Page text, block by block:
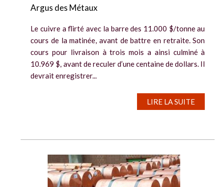
Argus des Métaux
Le cuivre a flirté avec la barre des 11.000 $/tonne au
cours de la matinée, avant de battre en retraite. Son
cours pour livraison à trois mois a ainsi culminé à
10.969 $, avant de reculer d’une centaine de dollars. Il
devrait enregistrer...
LIRE LA SUITE